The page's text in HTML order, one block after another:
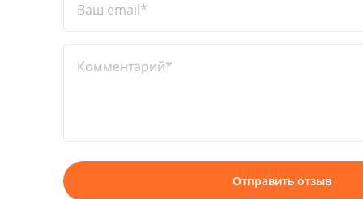
Ваш email*
Комментарий*
Отправить отзыв